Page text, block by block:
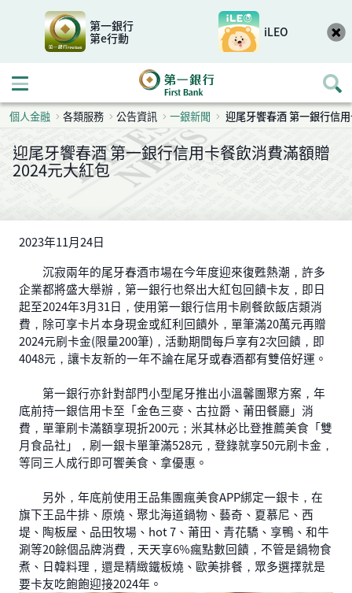
第一銀行
第e行動
iLEO
開啟行動選單
個人金融 各類服務 公告資訊 一銀新聞 迎尾牙饗春酒 第一銀行信
迎尾牙饗春酒 第一銀行信用卡餐飲消費滿額贈
2024元大紅包
2023年11月24日
沉寂兩年的尾牙春酒市場在今年度迎來復甦熱潮，許多
企業都將盛大舉辦，第一銀行也祭出大紅包回饋卡友，即日
起至2024年3月31日，使用第一銀行信用卡刷餐飲飯店類消
費，除可享卡片本身現金或紅利回饋外，單筆滿20萬元再贈
2024元刷卡金(限量200筆)，活動期間每戶享有2次回饋，即
4048元，讓卡友新的一年不論在尾牙或春酒都有雙倍好運。
第一銀行亦針對部門小型尾牙推出小溫馨團聚方案，年
底前持一銀信用卡至「金色三麥、古拉爵、莆田餐廳」消
費，單筆刷卡滿額享現折200元；米其林必比登推薦美食「雙
月食品社」，刷一銀卡單筆滿528元，登錄就享50元刷卡金，
等同三人成行即可饗美食、拿優惠。
另外，年底前使用王品集團瘋美食APP綁定一銀卡，在
旗下王品牛排、原燒、聚北海道鍋物、藝奇、夏慕尼、西
堤、陶板屋、品田牧場、hot 7、莆田、青花驕、享鴨、和牛
涮等20餘個品牌消費，天天享6%瘋點數回饋，不管是鍋物食
煮、日韓料理，還是精緻鐵板燒、歐美排餐，眾多選擇就是
要卡友吃飽飽迎接2024年。